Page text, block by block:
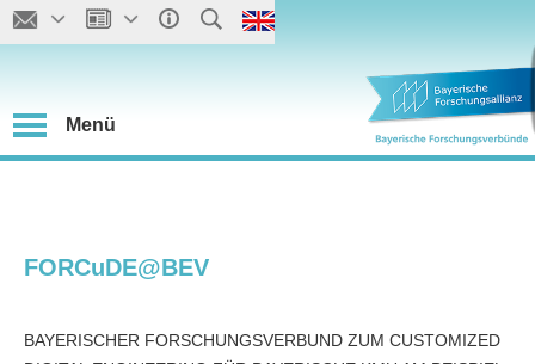
Menü
FORCuDE@BEV
BAYERISCHER FORSCHUNGSVERBUND ZUM CUSTOMIZED